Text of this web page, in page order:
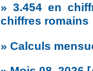
» 3.454 en
chiffres romains
» Calculs